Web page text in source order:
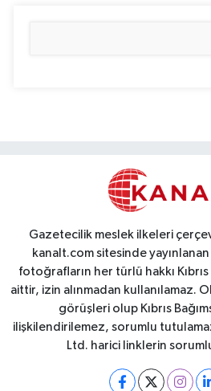
Gazetecilik meslek ilkeleri
kanalt.com sitesinde
fotoğrafların her türlü hakkı
aittir, izin alınmadan kullanılamaz.
görüşleri olup Kıbrıs
ilişkilendirilemez, sorumlu
Ltd. harici linklerin